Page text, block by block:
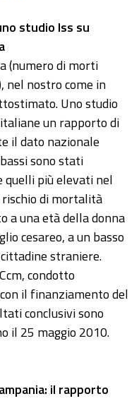
studio Iss su
(numero di morti
nel nostro come in
Uno studio
un rapporto di
il dato nazionale
sono stati
quelli più elevati nel
rischio di mortalità
a una età della donna
cesareo, a un basso
straniere.
condotto
il finanziamento del
conclusivi sono
il 25 maggio 2010.
il rapporto